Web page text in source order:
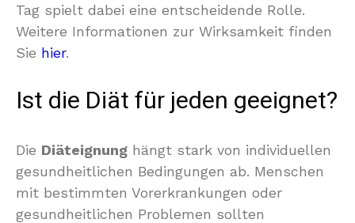
Tag spielt dabei eine entscheidende Rolle.
Weitere Informationen zur Wirksamkeit finden
Sie hier.
Ist die Diät für jeden geeignet?
Die Diäteignung hängt stark von individuellen
gesundheitlichen Bedingungen ab. Menschen
mit bestimmten Vorerkrankungen oder
gesundheitlichen Problemen sollten